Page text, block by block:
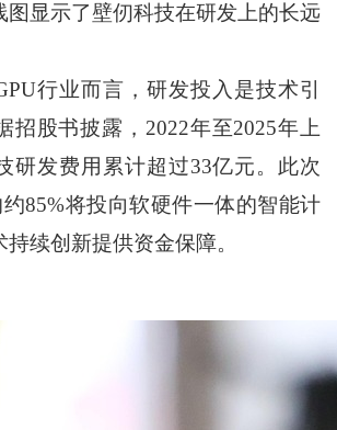
图显示了壁仞科技在研发上的长远
行业而言，研发投入是技术引
招股书披露，2022年至2025年上
研发费用累计超过33亿元。此次
85%将投向软硬件一体的智能计
续创新提供资金保障。